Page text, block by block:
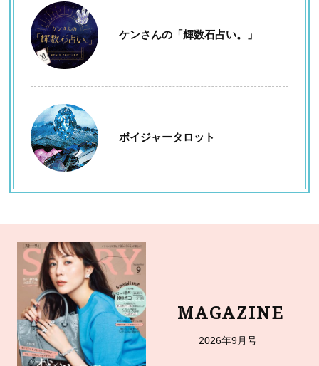
ケンさんの「輝数石占い。」
ボイジャータロット
MAGAZINE
2026年9月号